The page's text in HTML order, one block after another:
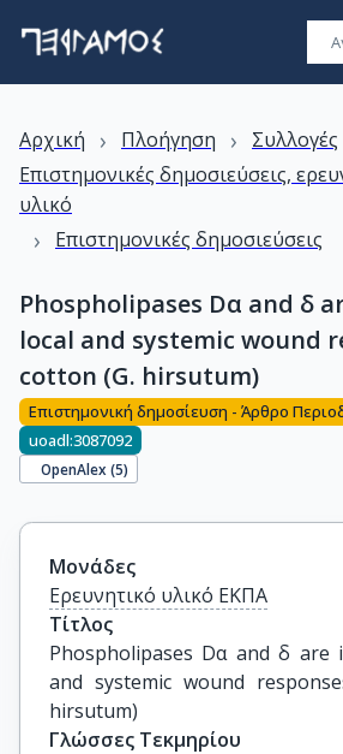
Αρχική › Πλοήγηση › Συλλογές
Επιστημονικές δημοσιεύσεις,
υλικό
› Επιστημονικές δημοσιεύσεις
Phospholipases Dα and δ
local and systemic wound
cotton (G. hirsutum)
Επιστημονική δημοσίευση - Άρθρο
uoadl:3087092
OpenAlex (5)
Μονάδες
Ερευνητικό υλικό ΕΚΠΑ
Τίτλος
Phospholipases Dα and δ are
and systemic wound
hirsutum)
Γλώσσες Τεκμηρίου